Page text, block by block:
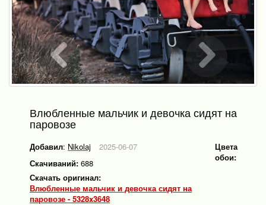
Влюбленные мальчик и девочка сидят на
паровозе
Добавил: Nikolaj
2025-06-07
Скачиваний: 688
Скачать оригинал:
Влюбленные мальчик и девочка сидят на
паровозе - 5328x3648
Цвета
обои: